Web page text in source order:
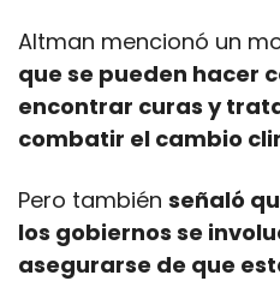
Altman mencionó un
que se pueden hacer
encontrar curas y
combatir el cambio
Pero también señaló
los gobiernos se
asegurarse de que